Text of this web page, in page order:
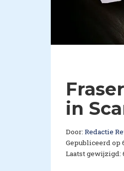
in
Door: Redactie
Gepubliceerd op
Laatst gewijzigd: